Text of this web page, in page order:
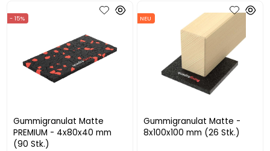
Gummigranulat Matte
PREMIUM - 4x80x40 mm
(90 Stk.)
- 15%
Gummigranulat Matte -
8x100x100 mm (26 Stk.)
NEU